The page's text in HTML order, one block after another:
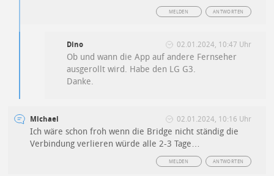
ANTWORTEN
MELDEN
Dino 02.01.2024, 10:47 Uhr
Ob und wann die App auf andere Fernseher
ausgerollt wird. Habe den LG G3.
Danke.
Michael 02.01.2024, 10:16 Uhr
Ich wäre schon froh wenn die Bridge nicht ständig die
Verbindung verlieren würde alle 2-3 Tage…
ANTWORTEN
MELDEN